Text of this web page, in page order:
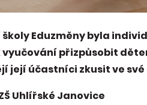
Eduzměny byla
přizpůsobit
její účastníci zkusit ve své
Uhlířské Janovice